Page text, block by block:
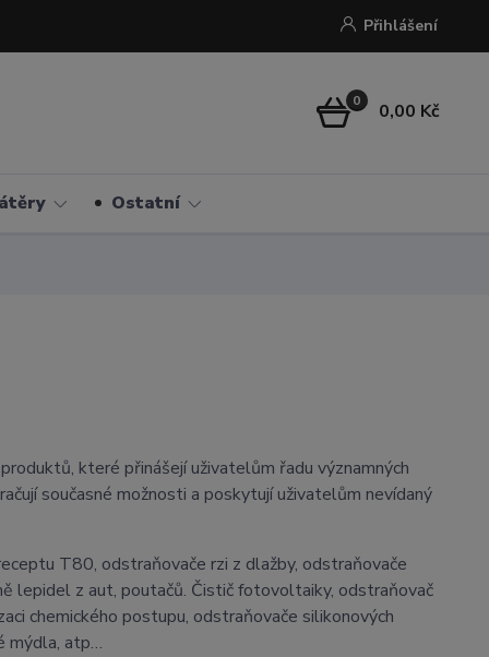
Přihlášení
0 0,00 Kč
Ostatní
které přinášejí uživatelům řadu významných
současné možnosti a poskytují uživatelům nevídaný
T80, odstraňovače rzi z dlažby, odstraňovače
lepidel z aut, poutačů. Čistič fotovoltaiky, odstraňovač
chemického postupu, odstraňovače silikonových
mýdla, atp…